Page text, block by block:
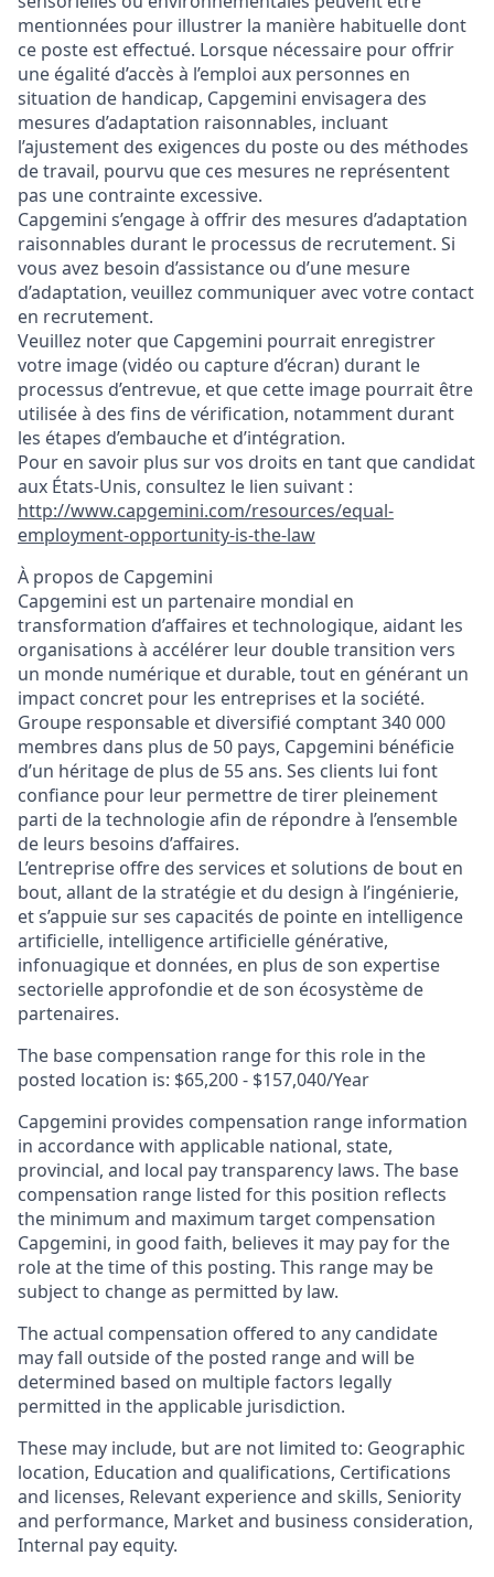
mentionnées pour illustrer la manière habituelle dont
ce poste est effectué. Lorsque nécessaire pour offrir
une égalité d’accès à l’emploi aux personnes en
situation de handicap, Capgemini envisagera des
mesures d’adaptation raisonnables, incluant
l’ajustement des exigences du poste ou des méthodes
de travail, pourvu que ces mesures ne représentent
pas une contrainte excessive.
Capgemini s’engage à offrir des mesures d’adaptation
raisonnables durant le processus de recrutement. Si
vous avez besoin d’assistance ou d’une mesure
d’adaptation, veuillez communiquer avec votre contact
en recrutement.
Veuillez noter que Capgemini pourrait enregistrer
votre image (vidéo ou capture d’écran) durant le
processus d’entrevue, et que cette image pourrait être
utilisée à des fins de vérification, notamment durant
les étapes d’embauche et d’intégration.
Pour en savoir plus sur vos droits en tant que candidat
aux États‑Unis, consultez le lien suivant :
http://www.capgemini.com/resources/equal-
employment-opportunity-is-the-law
À propos de Capgemini
Capgemini est un partenaire mondial en
transformation d’affaires et technologique, aidant les
organisations à accélérer leur double transition vers
un monde numérique et durable, tout en générant un
impact concret pour les entreprises et la société.
Groupe responsable et diversifié comptant 340 000
membres dans plus de 50 pays, Capgemini bénéficie
d’un héritage de plus de 55 ans. Ses clients lui font
confiance pour leur permettre de tirer pleinement
parti de la technologie afin de répondre à l’ensemble
de leurs besoins d’affaires.
L’entreprise offre des services et solutions de bout en
bout, allant de la stratégie et du design à l’ingénierie,
et s’appuie sur ses capacités de pointe en intelligence
artificielle, intelligence artificielle générative,
infonuagique et données, en plus de son expertise
sectorielle approfondie et de son écosystème de
partenaires.
The base compensation range for this role in the
posted location is: $65,200 - $157,040/Year
Capgemini provides compensation range information
in accordance with applicable national, state,
provincial, and local pay transparency laws. The base
compensation range listed for this position reflects
the minimum and maximum target compensation
Capgemini, in good faith, believes it may pay for the
role at the time of this posting. This range may be
subject to change as permitted by law.
The actual compensation offered to any candidate
may fall outside of the posted range and will be
determined based on multiple factors legally
permitted in the applicable jurisdiction.
These may include, but are not limited to: Geographic
location, Education and qualifications, Certifications
and licenses, Relevant experience and skills, Seniority
and performance, Market and business consideration,
Internal pay equity.